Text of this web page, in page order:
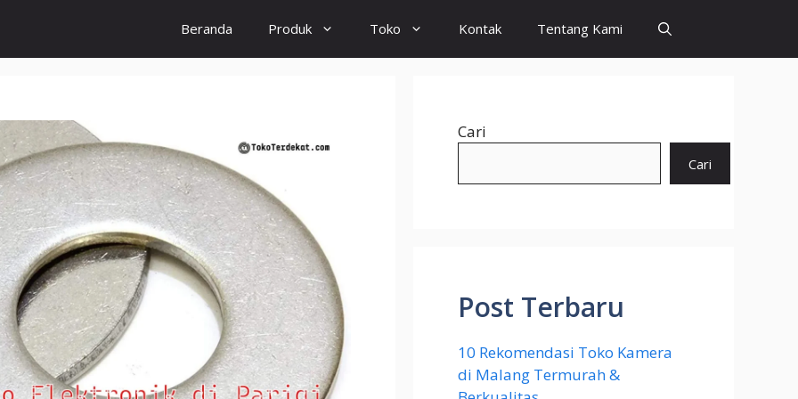
Beranda Produk Toko Kontak Tentang Kami
Cari
Cari
Post Terbaru
10 Rekomendasi Toko Kamera
di Malang Termurah &